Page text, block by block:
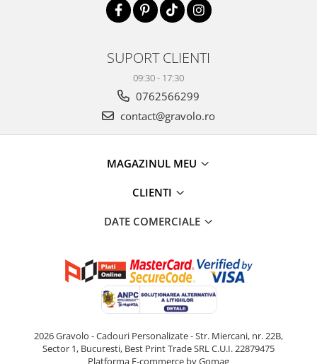
SUPORT CLIENTI
09:30 - 17:30
0762566299
contact@gravolo.ro
MAGAZINUL MEU
CLIENTI
DATE COMERCIALE
2026 Gravolo - Cadouri Personalizate - Str. Miercani, nr. 22B,
Sector 1, Bucuresti, Best Print Trade SRL C.U.I. 22879475
Platforma E-commerce by Gomag